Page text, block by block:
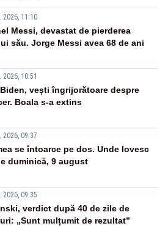
2026, 11:10
Messi, devastat de pierderea
său. Jorge Messi avea 68 de ani
2026, 10:51
vești îngrijorătoare despre
Boala s-a extins
2026, 09:37
se întoarce pe dos. Unde lovesc
duminică, 9 august
2026, 09:35
verdict după 40 de zile de
„Sunt mulțumit de rezultat”